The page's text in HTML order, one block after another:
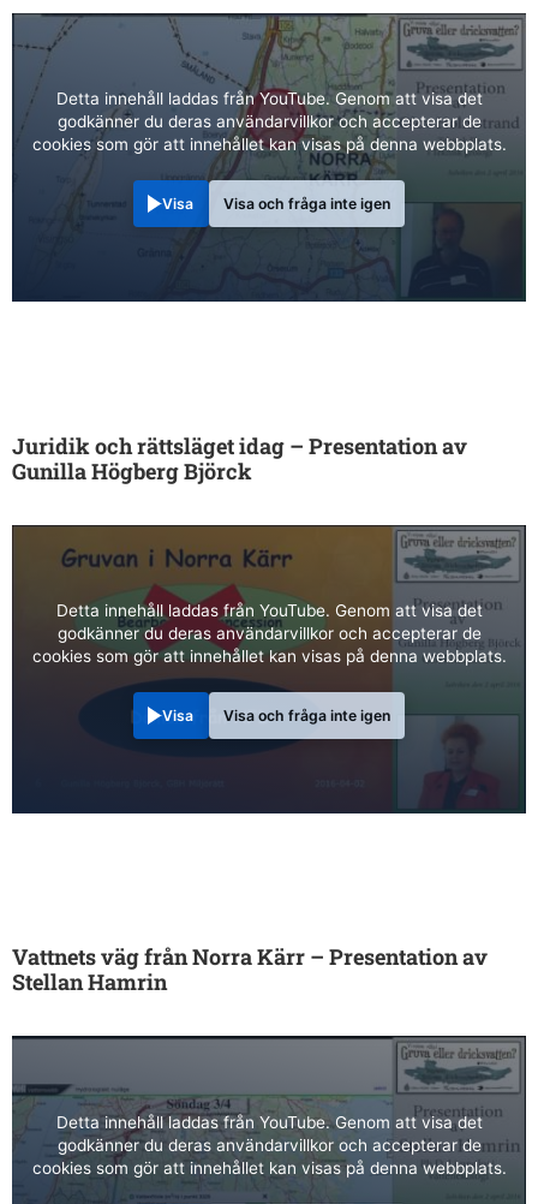
Detta innehåll laddas från YouTube. Genom att visa det
godkänner du deras användarvillkor och accepterar de
cookies som gör att innehållet kan visas på denna webbplats.
Visa Visa och fråga inte igen
Juridik och rättsläget idag – Presentation av
Gunilla Högberg Björck
Detta innehåll laddas från YouTube. Genom att visa det
godkänner du deras användarvillkor och accepterar de
cookies som gör att innehållet kan visas på denna webbplats.
Visa Visa och fråga inte igen
Vattnets väg från Norra Kärr – Presentation av
Stellan Hamrin
Detta innehåll laddas från YouTube. Genom att visa det
godkänner du deras användarvillkor och accepterar de
cookies som gör att innehållet kan visas på denna webbplats.